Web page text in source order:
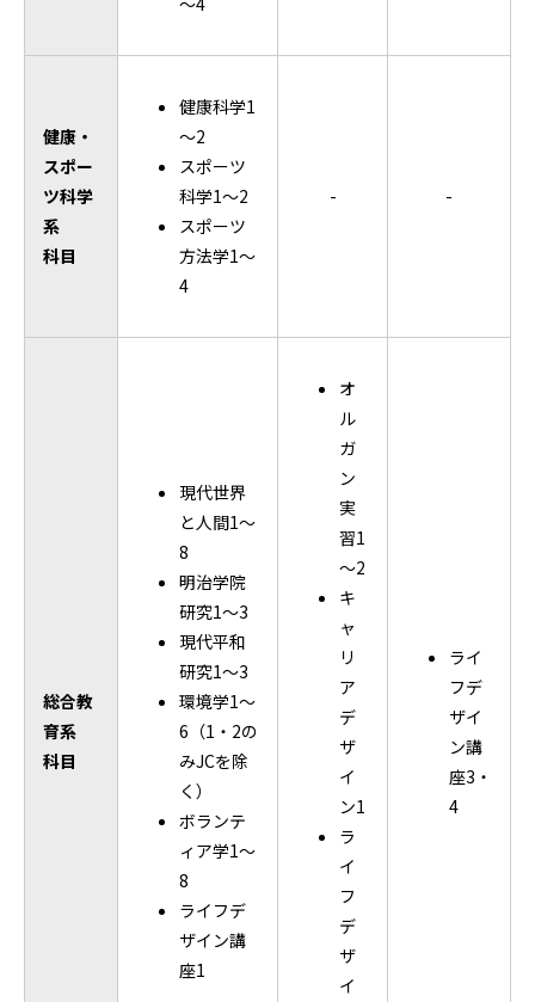
健康・
スポー
ツ科学
系
科目
健康科学1
～2
スポーツ
科学1～2
スポーツ
方法学1～
4
- -
総合教
育系
科目
現代世界
と人間1～
8
明治学院
研究1～3
現代平和
研究1～3
環境学1～
6（1・2の
みJCを除
く）
ボランテ
ィア学1～
8
ライフデ
ザイン講
座1
オ
ル
ガ
ン
実
習1
～2
キ
ャ
リ
ア
デ
ザ
イ
ン1
ラ
イ
フ
デ
ザ
イ
ライ
フデ
ザイ
ン講
座3・
4